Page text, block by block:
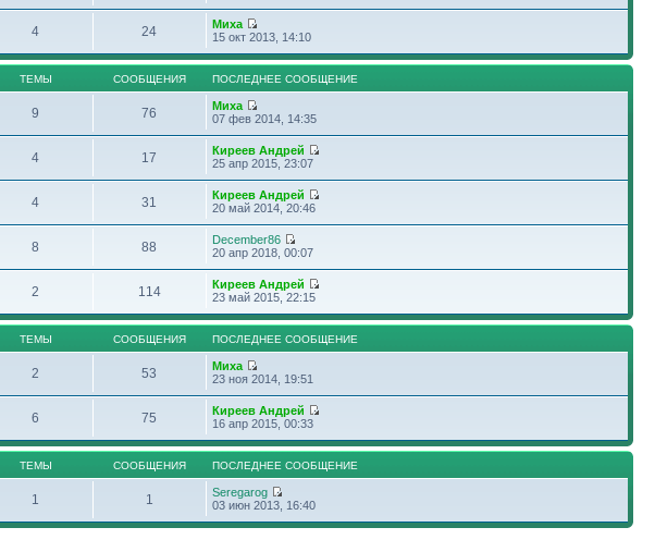
4 24
Миха
15 окт 2013, 14:10
ТЕМЫ СООБЩЕНИЯ ПОСЛЕДНЕЕ СООБЩЕНИЕ
9 76
Миха
07 фев 2014, 14:35
4 17
Киреев Андрей
25 апр 2015, 23:07
4 31
Киреев Андрей
20 май 2014, 20:46
8 88
December86
20 апр 2018, 00:07
2 114
Киреев Андрей
23 май 2015, 22:15
ТЕМЫ СООБЩЕНИЯ ПОСЛЕДНЕЕ СООБЩЕНИЕ
2 53
Миха
23 ноя 2014, 19:51
6 75
Киреев Андрей
16 апр 2015, 00:33
ТЕМЫ СООБЩЕНИЯ ПОСЛЕДНЕЕ СООБЩЕНИЕ
1 1
Seregarog
03 июн 2013, 16:40